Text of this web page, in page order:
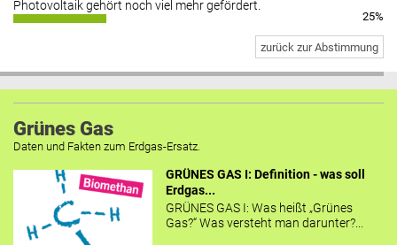
Photovoltaik gehört noch viel mehr gefördert.
25%
zurück zur Abstimmung
Grünes Gas
Daten und Fakten zum Erdgas-Ersatz.
GRÜNES GAS I: Definition - was soll
Erdgas...
GRÜNES GAS I: Was heißt „Grünes
Gas?“ Was versteht man darunter?...